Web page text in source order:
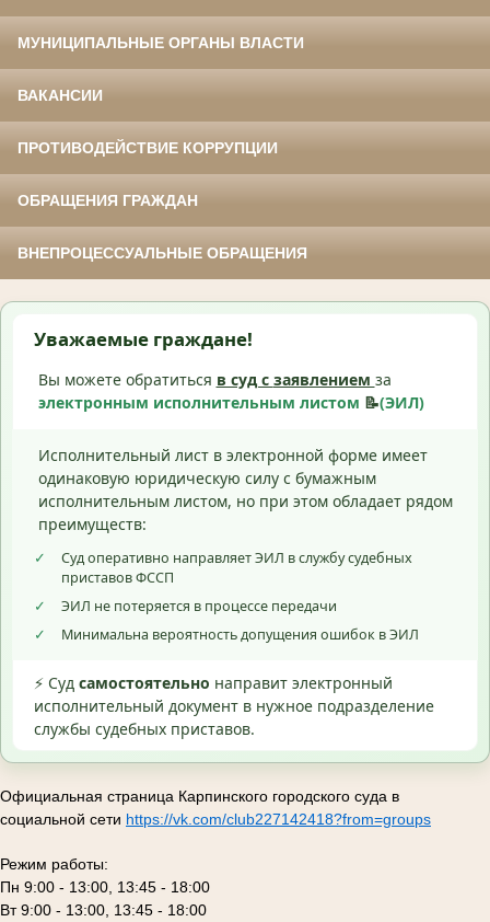
МУНИЦИПАЛЬНЫЕ ОРГАНЫ ВЛАСТИ
ВАКАНСИИ
ПРОТИВОДЕЙСТВИЕ КОРРУПЦИИ
ОБРАЩЕНИЯ ГРАЖДАН
ВНЕПРОЦЕССУАЛЬНЫЕ ОБРАЩЕНИЯ
Уважаемые граждане!
Вы можете обратиться в суд с заявлением за
электронным исполнительным листом 📝(ЭИЛ)
Исполнительный лист в электронной форме имеет
одинаковую юридическую силу с бумажным
исполнительным листом, но при этом обладает рядом
преимуществ:
✓
Суд оперативно направляет ЭИЛ в службу судебных
приставов ФССП
✓
ЭИЛ не потеряется в процессе передачи
✓
Минимальна вероятность допущения ошибок в ЭИЛ
⚡ Суд самостоятельно направит электронный
исполнительный документ в нужное подразделение
службы судебных приставов.
Официальная страница Карпинского городского суда в
социальной сети https://vk.com/club227142418?from=groups
Режим работы:
Пн 9:00 - 13:00, 13:45 - 18:00
Вт 9:00 - 13:00, 13:45 - 18:00